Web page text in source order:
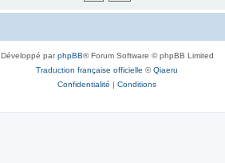
Développé parphpBB® Forum Software © phpBB Limited
Traduction française officielle ©Qiaeru
Confidentialité | Conditions